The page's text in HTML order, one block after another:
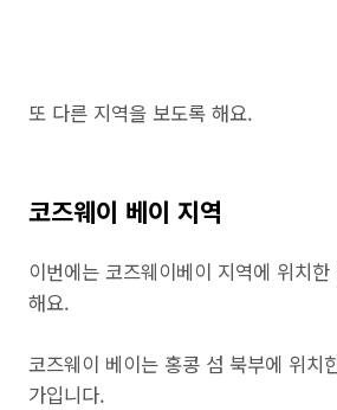
또 다른 지역을 보도록 해요.
코즈웨이 베이 지역
이번에는 코즈웨이베이 지역에 위치
해요.
코즈웨이 베이는 홍콩 섬 북부에 위치
가입니다.